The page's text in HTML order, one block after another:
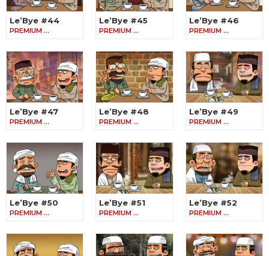
Le’Bye #44
PREMIUM …
Le’Bye #45
PREMIUM …
Le’Bye #46
PREMIUM …
Le’Bye #47
PREMIUM …
Le’Bye #48
PREMIUM …
Le’Bye #49
PREMIUM …
Le’Bye #50
PREMIUM …
Le’Bye #51
PREMIUM …
Le’Bye #52
PREMIUM …